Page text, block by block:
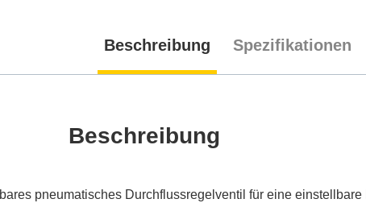
Beschreibung Spezifikationen
Beschreibung
pneumatisches Durchflussregelventil für eine